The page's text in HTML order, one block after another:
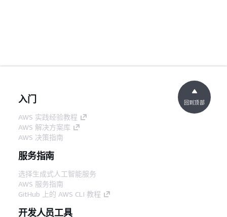
入门
AWS 实践经验教程
AWS 解决方案库
AWS 决策指南
服务指南
选择生成式人工智能服务
AWS 服务指南
GitHub 上的 AWS CLI 教程
开发人员工具
回到顶部